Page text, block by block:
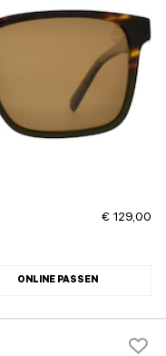
€ 129,00
ONLINE PASSEN